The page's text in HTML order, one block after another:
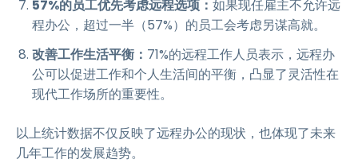
57%的员工优先考虑远程选项： 如果现任雇主不允许远
程办公，超过一半（57%）的员工会考虑另谋高就。
改善工作生活平衡： 71%的远程工作人员表示，远程办
公可以促进工作和个人生活间的平衡，凸显了灵活性在
现代工作场所的重要性。
以上统计数据不仅反映了远程办公的现状，也体现了未来
几年工作的发展趋势。